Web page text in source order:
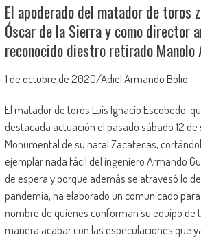
El apoderado del matador de toros
Óscar de la Sierra y como director
reconocido diestro retirado Manolo
1 de octubre de 2020/Adiel Armando Bolio
El matador de toros Luis Ignacio Escobedo,
destacada actuación el pasado sábado 12
Monumental de su natal Zacatecas,
ejemplar nada fácil del ingeniero Armando
de espera y porque además se atravesó lo
pandemia, ha elaborado un comunicado
nombre de quienes conforman su equipo de
manera acabar con las especulaciones que